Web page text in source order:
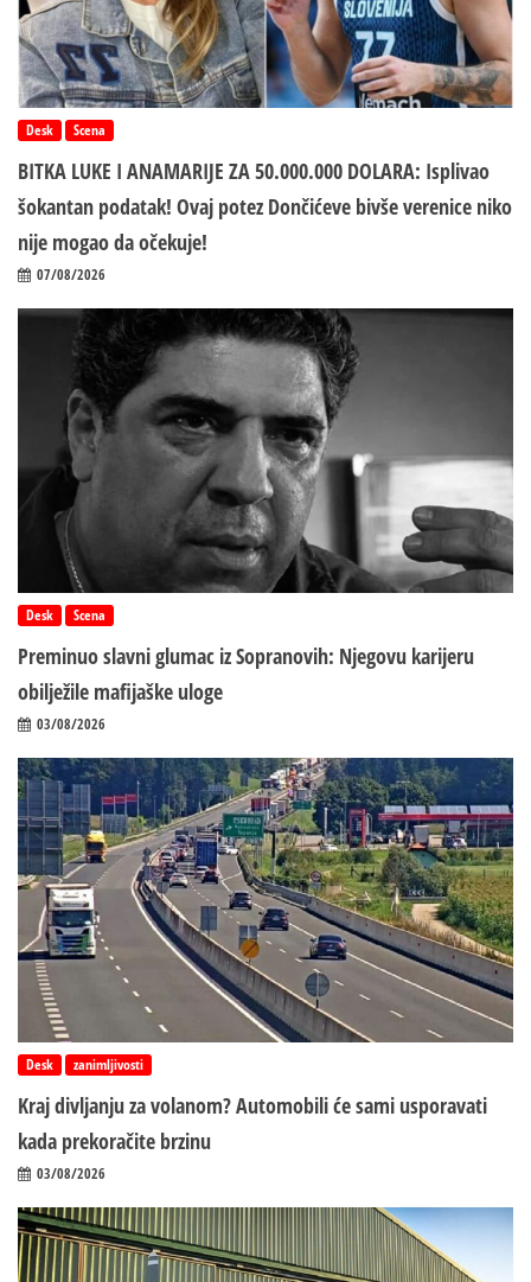
Desk Scena
BITKA LUKE I ANAMARIJE ZA 50.000.000 DOLARA: Isplivao
šokantan podatak! Ovaj potez Dončićeve bivše verenice niko
nije mogao da očekuje!
07/08/2026
Desk Scena
Preminuo slavni glumac iz Sopranovih: Njegovu karijeru
obilježile mafijaške uloge
03/08/2026
Desk zanimljivosti
Kraj divljanju za volanom? Automobili će sami usporavati
kada prekoračite brzinu
03/08/2026